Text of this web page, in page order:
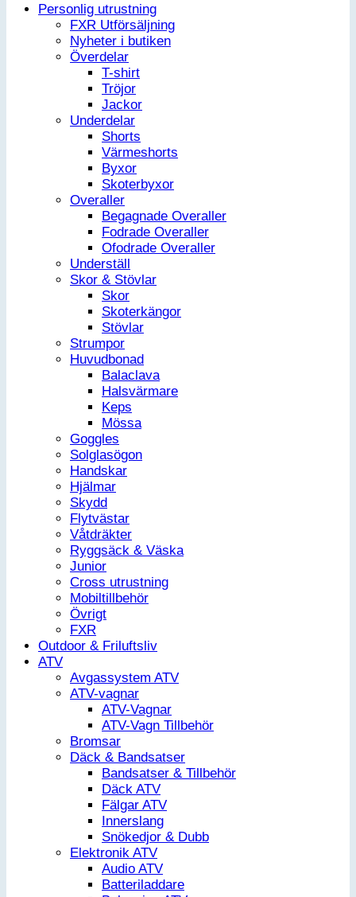
Personlig utrustning
FXR Utförsäljning
Nyheter i butiken
Överdelar
T-shirt
Tröjor
Jackor
Underdelar
Shorts
Värmeshorts
Byxor
Skoterbyxor
Overaller
Begagnade Overaller
Fodrade Overaller
Ofodrade Overaller
Underställ
Skor & Stövlar
Skor
Skoterkängor
Stövlar
Strumpor
Huvudbonad
Balaclava
Halsvärmare
Keps
Mössa
Goggles
Solglasögon
Handskar
Hjälmar
Skydd
Flytvästar
Våtdräkter
Ryggsäck & Väska
Junior
Cross utrustning
Mobiltillbehör
Övrigt
FXR
Outdoor & Friluftsliv
ATV
Avgassystem ATV
ATV-vagnar
ATV-Vagnar
ATV-Vagn Tillbehör
Bromsar
Däck & Bandsatser
Bandsatser & Tillbehör
Däck ATV
Fälgar ATV
Innerslang
Snökedjor & Dubb
Elektronik ATV
Audio ATV
Batteriladdare